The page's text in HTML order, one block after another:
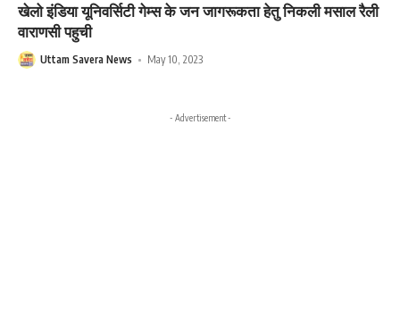
खेलो इंडिया यूनिवर्सिटी गेम्स के जन जागरूकता हेतु निकली मसाल रैली
वाराणसी पहुची
Uttam Savera News May 10, 2023
- Advertisement -